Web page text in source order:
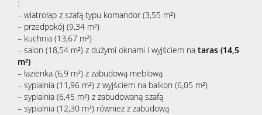
:
– wiatrołap z szafą typu komandor (3,55 m²)
– przedpokój (9,34 m²)
– kuchnia (13,67 m²)
– salon (18,54 m²) z dużymi oknami i wyjściem na taras (14,5
m²)
– łazienka (6,9 m²) z zabudową meblową
– sypialnia (11,96 m²) z wyjściem na balkon (6,05 m²)
– sypialnia (6,45 m²) z zabudowaną szafą
– sypialnia (12,30 m²) również z zabudową